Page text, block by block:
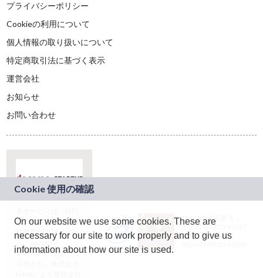
プライバシーポリシー
Cookieの利用について
個人情報の取り扱いについて
特定商取引法に基づく表示
運営会社
お知らせ
お問い合わせ
ドコモグループの新
規事業創出プログラ
ム「docomo
STARTUP」を通じて
JASRAC許諾番号：
9024936001Y45037
JASRAC許諾番号：
On our website we use some cookies. These are
necessary for our site to work properly and to give us
information about how our site is used.